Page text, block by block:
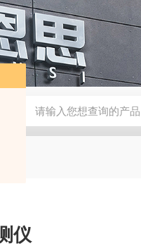
偏二甲肼气体检测仪
仪